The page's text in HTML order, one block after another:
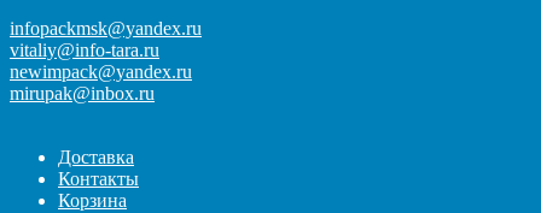
infopackmsk@yandex.ru
vitaliy@info-tara.ru
newimpack@yandex.ru
mirupak@inbox.ru
Доставка
Контакты
Корзина